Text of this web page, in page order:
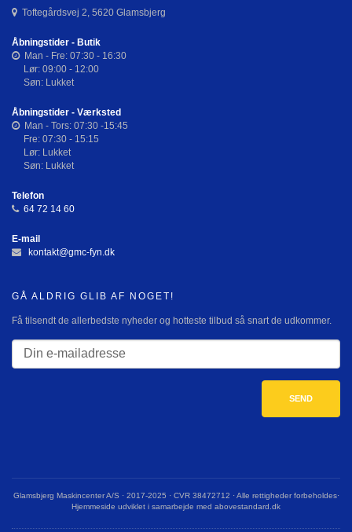
Toftegårdsvej 2, 5620 Glamsbjerg
Åbningstider - Butik
Man - Fre: 07:30 - 16:30
Lør: 09:00 - 12:00
Søn: Lukket
Åbningstider - Værksted
Man - Tors: 07:30 -15:45
Fre: 07:30 - 15:15
Lør: Lukket
Søn: Lukket
Telefon
64 72 14 60
E-mail
kontakt@gmc-fyn.dk
GÅ ALDRIG GLIB AF NOGET!
Få tilsendt de allerbedste nyheder og hotteste tilbud så snart de udkommer.
Glamsbjerg Maskincenter A/S · 2017-2025 · CVR 38472712 · Alle rettigheder forbeholdes·
Hjemmeside udviklet i samarbejde med abovestandard.dk